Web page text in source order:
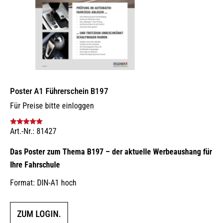
Poster A1 Führerschein B197
Für Preise bitte einloggen
Bewertet mit
Art.-Nr.: 81427
Das Poster zum Thema B197 – der aktuelle Werbeaushang für
Ihre Fahrschule
Format: DIN-A1 hoch
ZUM LOGIN.